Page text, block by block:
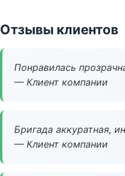
Отзывы клиентов
Понравилась
— Клиент компании
Бригада аккуратная,
— Клиент компании